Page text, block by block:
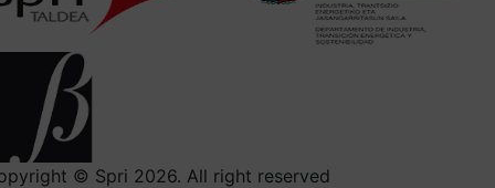
© Spri 2026. All right reserved